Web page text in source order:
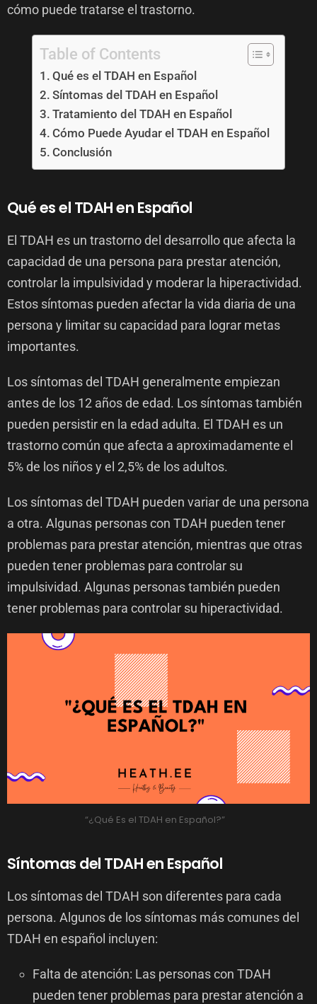
cómo puede tratarse el trastorno.
Table of Contents
Qué es el TDAH en Español
Síntomas del TDAH en Español
Tratamiento del TDAH en Español
Cómo Puede Ayudar el TDAH en Español
Conclusión
Qué es el TDAH en Español
El TDAH es un trastorno del desarrollo que afecta la
capacidad de una persona para prestar atención,
controlar la impulsividad y moderar la hiperactividad.
Estos síntomas pueden afectar la vida diaria de una
persona y limitar su capacidad para lograr metas
importantes.
Los síntomas del TDAH generalmente empiezan
antes de los 12 años de edad. Los síntomas también
pueden persistir en la edad adulta. El TDAH es un
trastorno común que afecta a aproximadamente el
5% de los niños y el 2,5% de los adultos.
Los síntomas del TDAH pueden variar de una persona
a otra. Algunas personas con TDAH pueden tener
problemas para prestar atención, mientras que otras
pueden tener problemas para controlar su
impulsividad. Algunas personas también pueden
tener problemas para controlar su hiperactividad.
“¿Qué Es el TDAH en Español?”
Síntomas del TDAH en Español
Los síntomas del TDAH son diferentes para cada
persona. Algunos de los síntomas más comunes del
TDAH en español incluyen:
Falta de atención: Las personas con TDAH
pueden tener problemas para prestar atención a